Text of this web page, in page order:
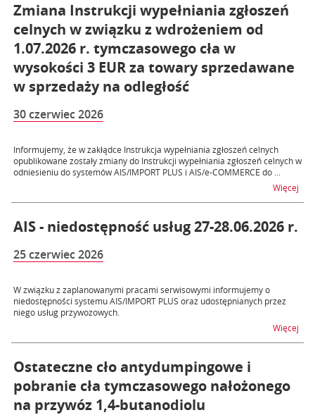
Zmiana Instrukcji wypełniania zgłoszeń
celnych w związku z wdrożeniem od
1.07.2026 r. tymczasowego cła w
wysokości 3 EUR za towary sprzedawane
w sprzedaży na odległość
30 czerwiec 2026
Informujemy, że w zakłądce Instrukcja wypełniania zgłoszeń celnych
opublikowane zostały zmiany do Instrukcji wypełniania zgłoszeń celnych w
odniesieniu do systemów AIS/IMPORT PLUS i AIS/e-COMMERCE do ...
Więcej
AIS - niedostępność usług 27-28.06.2026 r.
25 czerwiec 2026
W związku z zaplanowanymi pracami serwisowymi informujemy o
niedostępności systemu AIS/IMPORT PLUS oraz udostępnianych przez
niego usług przywozowych.
Więcej
Ostateczne cło antydumpingowe i
pobranie cła tymczasowego nałożonego
na przywóz 1,4-butanodiolu